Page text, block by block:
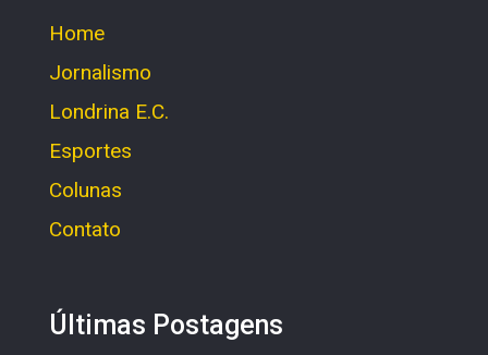
Home
Jornalismo
Londrina E.C.
Esportes
Colunas
Contato
Últimas Postagens